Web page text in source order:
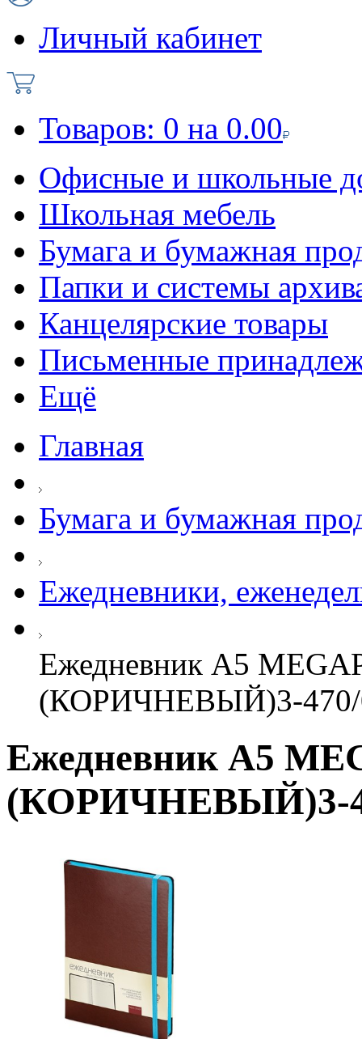
Личный кабинет
Товаров: 0 на 0.00
Офисные и школьные
Школьная мебель
Бумага и бумажная
Папки и системы
Канцелярские товары
Письменные
Ещё
Главная
Бумага и бумажная
Ежедневники,
Ежедневник А5
(КОРИЧНЕВЫЙ)3-470/
Ежедневник А5
(КОРИЧНЕВЫЙ)3-